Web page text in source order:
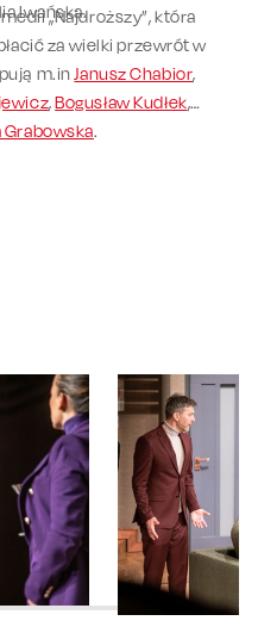
Iwańska.
„Najdroższy”, która
za wielki przewrót w
m.in Janusz Chabior,
,Bogusław Kudłek,
Grabowska.